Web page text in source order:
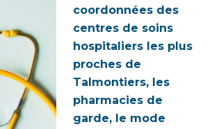
coordonnées des
centres de soins
hospitaliers les plus
proches de
Talmontiers, les
pharmacies de
garde, le mode